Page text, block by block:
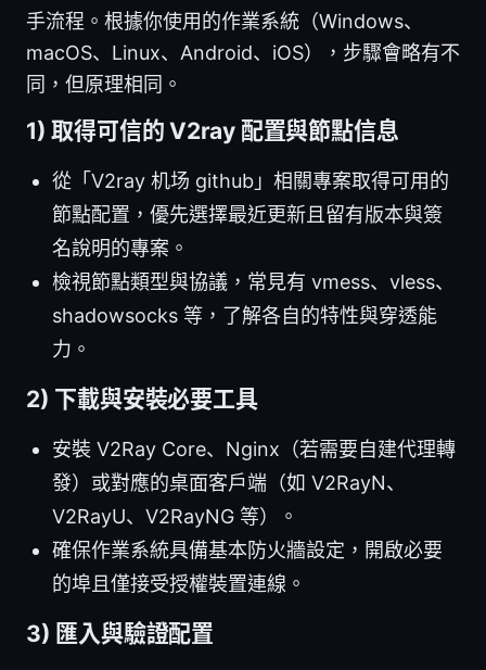
手流程。根據你使用的作業系統（Windows、
macOS、Linux、Android、iOS），步驟會略有不
同，但原理相同。
1) 取得可信的 V2ray 配置與節點信息
從「V2ray 机场 github」相關專案取得可用的
節點配置，優先選擇最近更新且留有版本與簽
名說明的專案。
檢視節點類型與協議，常見有 vmess、vless、
shadowsocks 等，了解各自的特性與穿透能
力。
2) 下載與安裝必要工具
安裝 V2Ray Core、Nginx（若需要自建代理轉
發）或對應的桌面客戶端（如 V2RayN、
V2RayU、V2RayNG 等）。
確保作業系統具備基本防火牆設定，開啟必要
的埠且僅接受授權裝置連線。
3) 匯入與驗證配置